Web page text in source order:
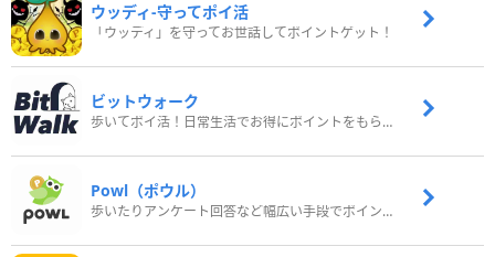
ウッディ‐守ってポイ活
「ウッディ」を守ってお世話してポイントゲット！
ビットウォーク
歩いてポイ活！日常生活でお得にポイントをもらおう
Powl（ポウル）
歩いたりアンケート回答など幅広い手段でポイントをゲット